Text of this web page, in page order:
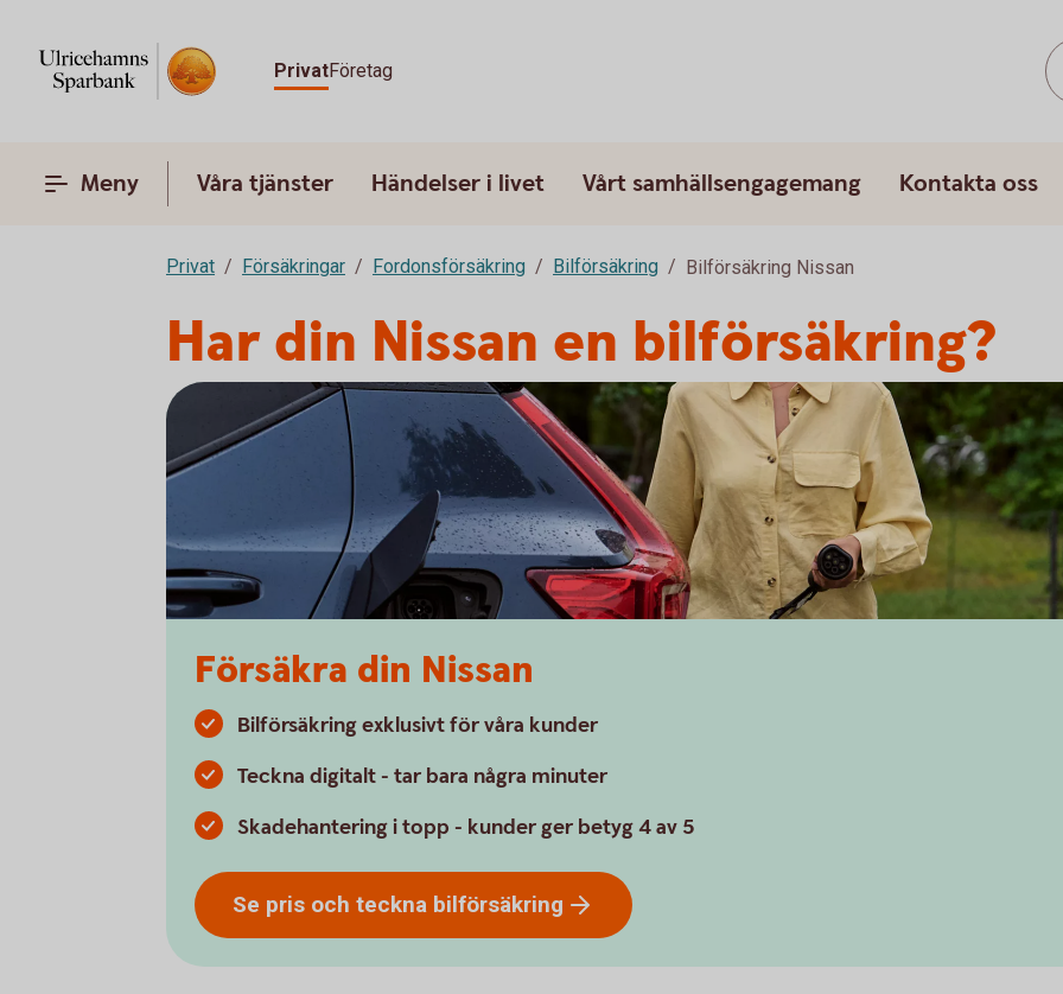
PrivatFöretag
Meny Våra tjänster Händelser i livet Vårt samhällsengagemang Kontakta oss
Privat Försäkringar Fordonsförsäkring Bilförsäkring Bilförsäkring Nissan
Har din Nissan en bilförsäkring?
Försäkra din Nissan
Bilförsäkring exklusivt för våra kunder
Teckna digitalt - tar bara några minuter
Skadehantering i topp - kunder ger betyg 4 av 5
Se pris och teckna bilförsäkring